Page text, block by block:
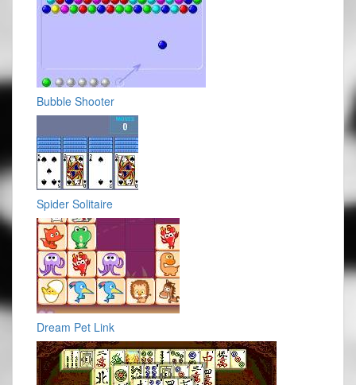
Bubble Shooter
Spider Solitaire
Dream Pet Link